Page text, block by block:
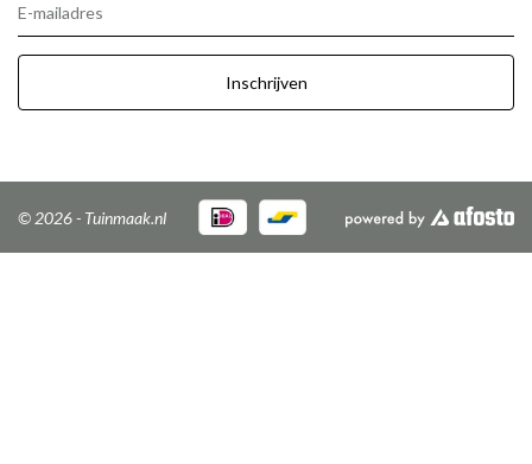
E-mailadres
Inschrijven
© 2026 - Tuinmaak.nl